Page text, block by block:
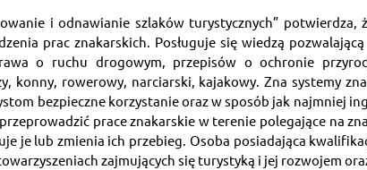
i odnawianie szlaków turystycznych”
prac znakarskich. Posługuje się wiedzą
o ruchu drogowym, przepisów o ochronie
konny, rowerowy, narciarski, kajakowy. Zna systemy
bezpieczne korzystanie oraz w sposób jak najmniej
prace znakarskie w terenie polegające na
je lub zmienia ich przebieg. Osoba posiadająca
zajmujących się turystyką i jej rozwojem